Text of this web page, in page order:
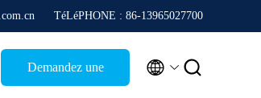
TéLéPHONE : 86-13965027700
Demandez une  